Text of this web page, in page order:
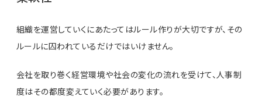
組織を運営していくにあたってはルール作りが大切ですが、その
ルールに囚われているだけではいけません。
会社を取り巻く経営環境や社会の変化の流れを受けて、人事制
度はその都度変えていく必要があります。